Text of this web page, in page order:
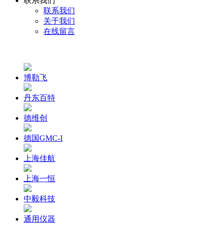
联系我们
关于我们
在线留言
博勒飞
丹东百特
德维创
德国GMC-I
上海佳航
上海一恒
中毅科技
通用仪器